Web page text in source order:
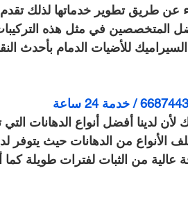
عن طريق تطوير خدماتها لذلك
المتخصصين في مثل هذه
للأضيات الدمام بأحدث
لدينا أفضل أنواع الدهانات التي
الأنواع من الدهانات حيث يتوفر
عالية من الثبات لفترات طويلة كما